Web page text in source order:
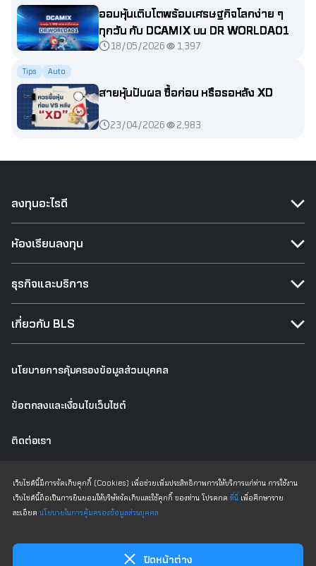
ออมหุ้นเติบโตพร้อมเศรษฐกิจโลกง่าย ๆ
ทุกวัน กับ DCAMIX บน DR WORLDA01
18/05/2026 1,397
Tips Auto
สายหุ้นปันผล ซื้อก่อน หรือรอหลัง XD
23/04/2026 2,983
เว็บไซต์นี้มีการจัดเก็บคุกกี้ (Cookies) เพื่อช่วยเพิ่มประสิทธิภาพการให้บริการแก่ท่าน การใช้งาน
เว็บไซต์นี้ถือเป็นการยินยอมให้บริษัทจัดเก็บและใช้คุกกี้ ของท่าน โปรดกด ที่นี่ เพื่อศึกษาราย
ละเอียด นโยบายในการคุ้มครองข้อมูลส่วนบุคคล
ปิดหน้าต่าง
ลงทุนอะไรดี
ห้องเรียนลงทุน
ธุรกิจและบริการ
เกี่ยวกับ BLS
นโยบายการคุ้มครองข้อมูลส่วนบุคคล
ข้อตกลงและเงื่อนไขเว็บไซต์
ติดต่อเรา
เว็บไซต์เดิม
Copyright © 2025 All Rights Reserved Bualuang Securities PCL